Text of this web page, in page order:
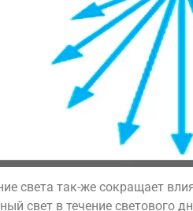
света так-же сокращает
свет в течение светового